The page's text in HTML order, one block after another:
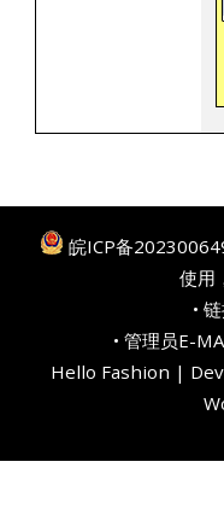
皖ICP备
使用
•
• 管理员E-
Hello Fashion |